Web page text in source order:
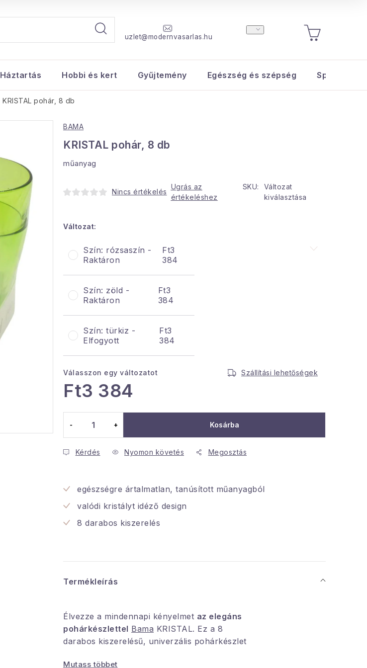
uzlet@modernvasarlas.hu
KOSÁR
Háztartás Hobbi és kert Gyűjtemény Egészség és szépség Sport és
KRISTAL pohár, 8 db
BAMA
KRISTAL pohár, 8 db
műanyag
Nincs értékelés
Ugrás az
értékeléshez
SKU:
Változat
kiválasztása
Változat:
Szín: rózsaszín -
Raktáron
Ft3
384
Szín: zöld -
Raktáron
Ft3
384
Szín: türkiz -
Elfogyott
Ft3
384
Válasszon egy változatot Szállítási lehetőségek
Ft3 384
Kosárba
Kérdés Nyomon követés Megosztás
egészségre ártalmatlan, tanúsított műanyagból
valódi kristályt idéző design
8 darabos kiszerelés
Termékleírás
Élvezze a mindennapi kényelmet az elegáns
pohárkészlettel Bama KRISTAL. Ez a 8
darabos kiszerelésű, univerzális pohárkészlet
megjelenésével tűnik ki, amely minden terített
Mutass többet